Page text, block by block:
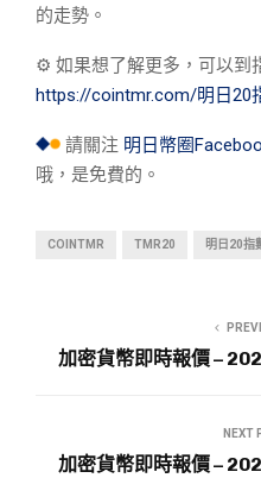
的走勢。
⚙︎ 如果想了解更多，可以到
https://cointmr.com/明日20
請關注 明日幣圈
哦，是免費的。
COINTMR TMR20 明日20指
加密貨幣即時報價 –
NEXT
加密貨幣即時報價 –